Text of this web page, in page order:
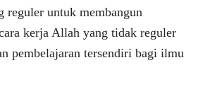
reguler untuk membangun
kerja Allah yang tidak reguler
pembelajaran tersendiri bagi ilmu